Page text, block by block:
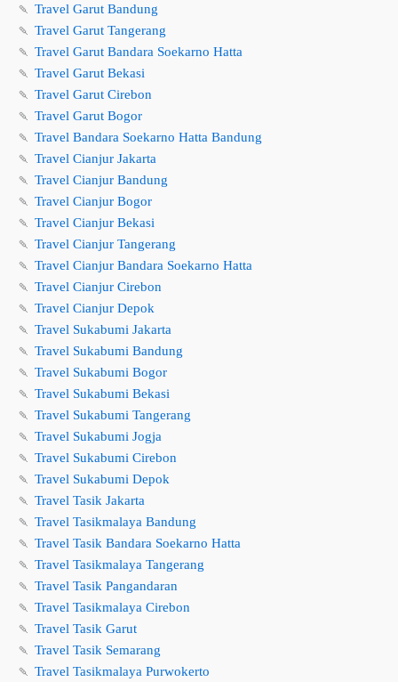
🍡 Travel Garut Bandung
🍡 Travel Garut Tangerang
🍡 Travel Garut Bandara Soekarno Hatta
🍡 Travel Garut Bekasi
🍡 Travel Garut Cirebon
🍡 Travel Garut Bogor
🍡 Travel Bandara Soekarno Hatta Bandung
🍡 Travel Cianjur Jakarta
🍡 Travel Cianjur Bandung
🍡 Travel Cianjur Bogor
🍡 Travel Cianjur Bekasi
🍡 Travel Cianjur Tangerang
🍡 Travel Cianjur Bandara Soekarno Hatta
🍡 Travel Cianjur Cirebon
🍡 Travel Cianjur Depok
🍡 Travel Sukabumi Jakarta
🍡 Travel Sukabumi Bandung
🍡 Travel Sukabumi Bogor
🍡 Travel Sukabumi Bekasi
🍡 Travel Sukabumi Tangerang
🍡 Travel Sukabumi Jogja
🍡 Travel Sukabumi Cirebon
🍡 Travel Sukabumi Depok
🍡 Travel Tasik Jakarta
🍡 Travel Tasikmalaya Bandung
🍡 Travel Tasik Bandara Soekarno Hatta
🍡 Travel Tasikmalaya Tangerang
🍡 Travel Tasik Pangandaran
🍡 Travel Tasikmalaya Cirebon
🍡 Travel Tasik Garut
🍡 Travel Tasik Semarang
🍡 Travel Tasikmalaya Purwokerto